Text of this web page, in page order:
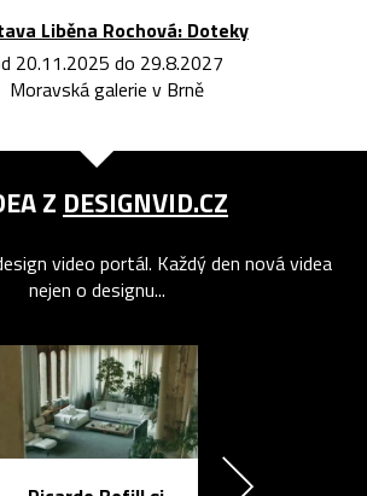
Liběna Rochová: Doteky
20.11.2025 do 29.8.2027
Moravská galerie v Brně
Z DESIGNVID.CZ
video portál. Každý den nová videa
nejen o designu...